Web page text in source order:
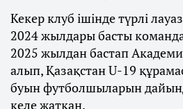
Кекер клуб ішінде түрлі
2024 жылдары басты
2025 жылдан бастап
алып, Қазақстан U-19
буын футболшыларын
келе жатқан.